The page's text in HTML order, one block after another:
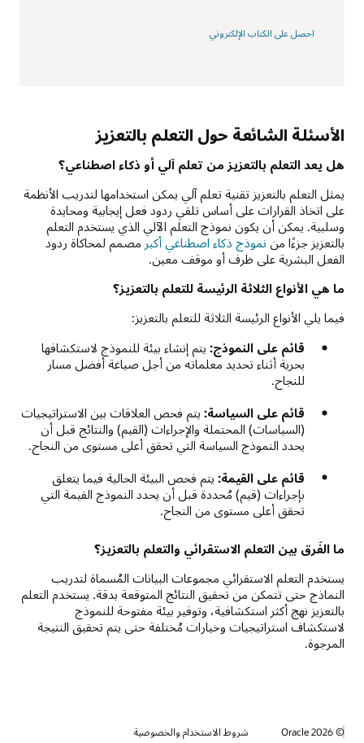
احصل على الكتاب الإلكتروني
الأسئلة الشائعة حول التعلم بالتعزيز
هل يعد التعلم بالتعزيز من تعلم آلي أو ذكاء اصطناعي؟
يمثل التعلم بالتعزيز تقنية تعلم آلي يمكن استخدامها لتدريب الأنظمة
على اتخاذ القرارات على أساس تلقي ردود فعل إيجابية ومحايدة
وسلبية. يمكن أن يكون نموذج التعلم الآلي الذي يستخدم التعلم
بالتعزيز جزءًا من نموذج ذكاء اصطناعي أكبر مصمم لمحاكاة ردود
الفعل البشرية على ظرف أو موقف معين.
ما هي الأنواع الثلاثة الرئيسة للتعلم بالتعزيز؟
فيما يلي الأنواع الرئيسة الثلاثة للتعلم بالتعزيز:
قائم على النموذج: يتم إنشاء بيئة للنموذج لاستكشافها
بحرية أثناء تحديد معلماته من أجل صياغة أفضل مسار
للنجاح.
قائم على السياسة: يتم فحص العلاقات بين الاستراتيجيات
(السياسات) المحتملة والإجراءات (القيم) والنتائج قبل أن
يحدد النموذج السياسة التي تحقق أعلى مستوى من النجاح.
قائم على القيمة: يتم فحص البيئة الحالية فيما يتعلق
بإجراءات (قيم) مُحددة قبل أن يحدد النموذج القيمة التي
تحقق أعلى مستوى من النجاح.
ما الفَرق بين التعلم الاستقرائي والتعلم بالتعزيز؟
يستخدم التعلم الاستقرائي مجموعات البيانات المُسماة لتدريب
النماذج حتى تتمكن من تحقيق النتائج المتوقعة بدقة. يستخدم التعلم
بالتعزيز نهج أكثر استكشافية، وتوفير بيئة مفتوحة للنموذج
لاستكشاف استراتيجيات وخيارات مُختلفة حتى يتم تحقيق النتيجة
المرجوة.
© 2026 Oracle شروط الاستخدام والخصوصية